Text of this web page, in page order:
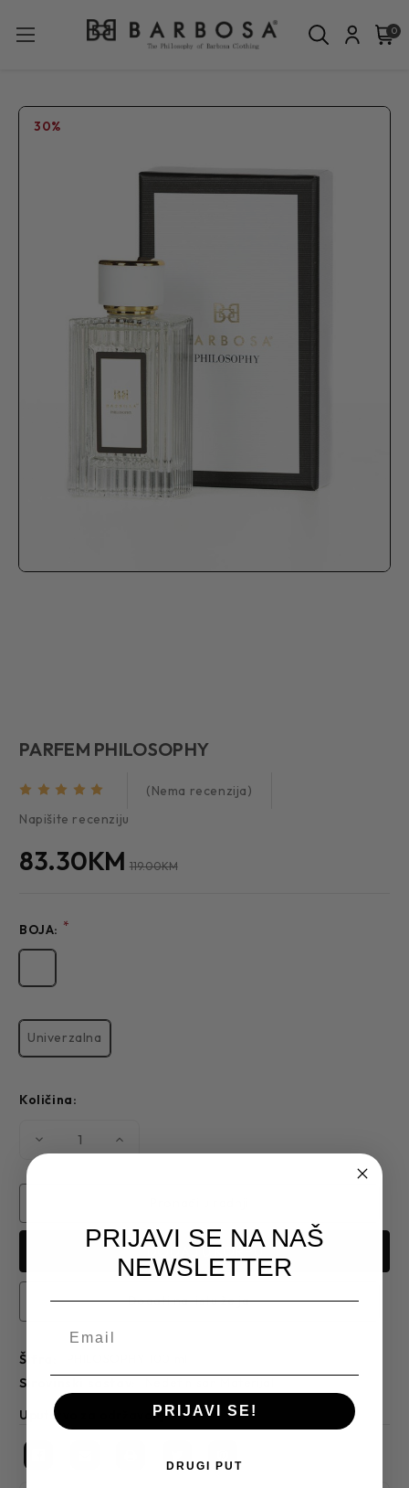
0
30%
PARFEM PHILOSOPHY
(Nema recenzija)
Napišite recenziju
83.30KM 119.00KM
BOJA: *
Univerzalna
Količina:
Smanjite
količinu
PARFEM
Povećajte
količinu
Dodati na listu želja
Šifra:
Uputstvo za održavanje
PRIJAVI SE NA NAŠ
NEWSLETTER
PRIJAVI SE!
DRUGI PUT